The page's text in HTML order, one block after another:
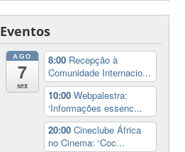
Eventos
AGO
7
sex
8:00 Recepção à
Comunidade Internacio...
10:00Webpalestra:
‘Informações essenc...
20:00Cineclube África
no Cinema: ‘Coc...